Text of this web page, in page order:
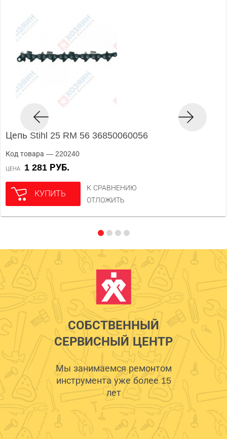
Цепь Stihl 25 RM 56 36850060056
Код товара — 220240
ЦЕНА 1 281 РУБ.
КУПИТЬ
К СРАВНЕНИЮ
ОТЛОЖИТЬ
СОБСТВЕННЫЙ
СЕРВИСНЫЙ ЦЕНТР
Мы занимаемся ремонтом
инструмента уже более 15
лет